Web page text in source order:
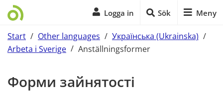
Logga in Sök Meny
Start / Other languages / Українська (Ukrainska) /
Arbeta i Sverige / Anställningsformer
Форми зайнятості